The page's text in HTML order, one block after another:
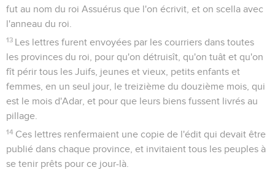
fut au nom du roi Assuérus que l'on écrivit, et on scella avec
l'anneau du roi.
13 Les lettres furent envoyées par les courriers dans toutes
les provinces du roi, pour qu'on détruisît, qu'on tuât et qu'on
fît périr tous les Juifs, jeunes et vieux, petits enfants et
femmes, en un seul jour, le treizième du douzième mois, qui
est le mois d'Adar, et pour que leurs biens fussent livrés au
pillage.
14 Ces lettres renfermaient une copie de l'édit qui devait être
publié dans chaque province, et invitaient tous les peuples à
se tenir prêts pour ce jour-là.